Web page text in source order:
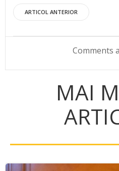
Post
navigation
ARTICOL ANTERIOR
Comments
MAI